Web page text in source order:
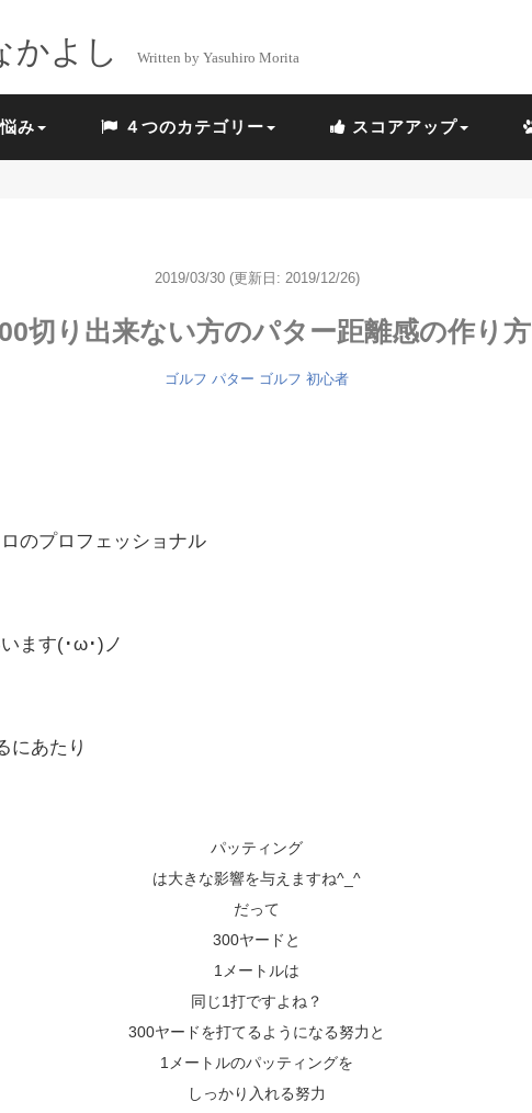
かよし Written by Yasuhiro Morita
み ４つのカテゴリー スコアアップ
2019/03/30 (更新日: 2019/12/26)
切り出来ない方のパター距離感の作り方
ゴルフ パター ゴルフ 初心者
のプロフェッショナル
ます(･ω･)ノ
にあたり
パッティング
は大きな影響を与えますね^_^
だって
300ヤードと
1メートルは
同じ1打ですよね？
300ヤードを打てるようになる努力と
1メートルのパッティングを
しっかり入れる努力